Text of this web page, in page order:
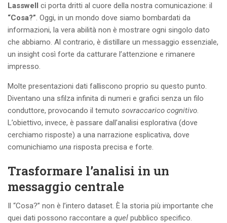
Lasswell ci porta dritti al cuore della nostra comunicazione: il
“Cosa?” . Oggi, in un mondo dove siamo bombardati da
informazioni, la vera abilità non è mostrare ogni singolo dato
che abbiamo. Al contrario, è distillare un messaggio essenziale,
un insight così forte da catturare l’attenzione e rimanere
impresso.
Molte presentazioni dati falliscono proprio su questo punto.
Diventano una sfilza infinita di numeri e grafici senza un filo
conduttore, provocando il temuto sovraccarico cognitivo
L’obiettivo, invece, è passare dall’analisi esplorativa (dove
cerchiamo risposte) a una narrazione esplicativa, dove
comunichiamo una risposta precisa e forte.
Trasformare l’analisi in un
messaggio centrale
Il “Cosa?” non è l’intero dataset. È la storia più importante che
quei dati possono raccontare a quel pubblico specifico.